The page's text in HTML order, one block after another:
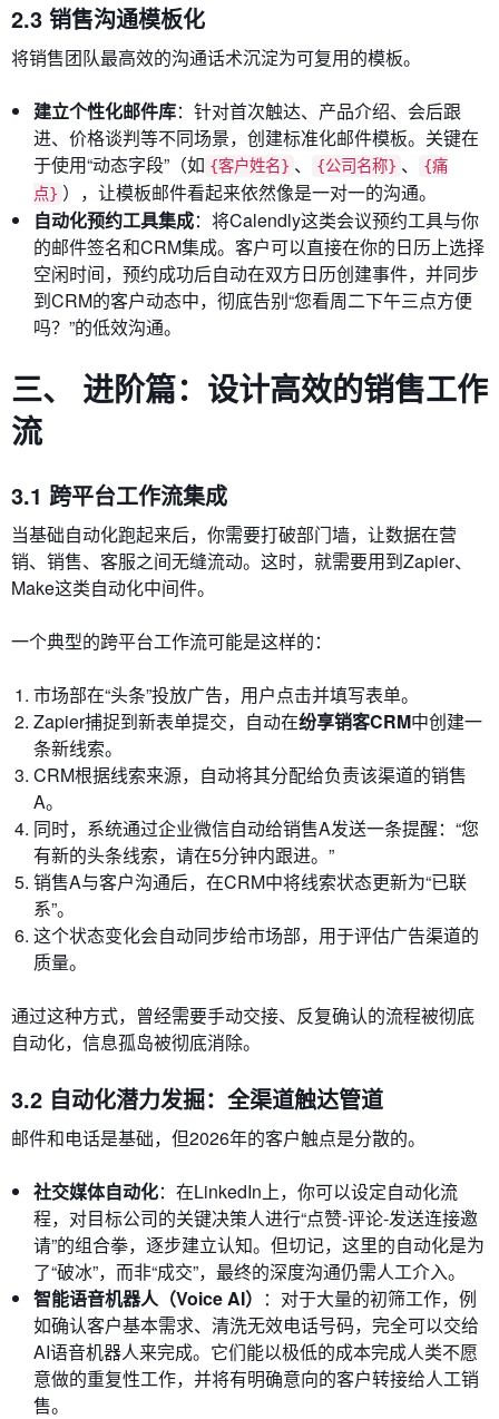
2.3 销售沟通模板化
将销售团队最高效的沟通话术沉淀为可复用的模板。
建立个性化邮件库：针对首次触达、产品介绍、会后跟
进、价格谈判等不同场景，创建标准化邮件模板。关键在
于使用“动态字段”（如 {客户姓名} 、 {公司名称} 、
{痛
点} ），让模板邮件看起来依然像是一对一的沟通。
自动化预约工具集成：将Calendly这类会议预约工具与你
的邮件签名和CRM集成。客户可以直接在你的日历上选择
空闲时间，预约成功后自动在双方日历创建事件，并同步
到CRM的客户动态中，彻底告别“您看周二下午三点方便
吗？”的低效沟通。
三、 进阶篇：设计高效的销售工作
流
3.1 跨平台工作流集成
当基础自动化跑起来后，你需要打破部门墙，让数据在营
销、销售、客服之间无缝流动。这时，就需要用到Zapier、
Make这类自动化中间件。
一个典型的跨平台工作流可能是这样的：
市场部在“头条”投放广告，用户点击并填写表单。
Zapier捕捉到新表单提交，自动在纷享销客CRM中创建一
条新线索。
CRM根据线索来源，自动将其分配给负责该渠道的销售
A。
同时，系统通过企业微信自动给销售A发送一条提醒：“您
有新的头条线索，请在5分钟内跟进。”
销售A与客户沟通后，在CRM中将线索状态更新为“已联
系”。
这个状态变化会自动同步给市场部，用于评估广告渠道的
质量。
通过这种方式，曾经需要手动交接、反复确认的流程被彻底
自动化，信息孤岛被彻底消除。
3.2 自动化潜力发掘：全渠道触达管道
邮件和电话是基础，但2026年的客户触点是分散的。
社交媒体自动化：在LinkedIn上，你可以设定自动化流
程，对目标公司的关键决策人进行“点赞-评论-发送连接邀
请”的组合拳，逐步建立认知。但切记，这里的自动化是为
了“破冰”，而非“成交”，最终的深度沟通仍需人工介入。
智能语音机器人（Voice AI） ：对于大量的初筛工作，例
如确认客户基本需求、清洗无效电话号码，完全可以交给
AI语音机器人来完成。它们能以极低的成本完成人类不愿
意做的重复性工作，并将有明确意向的客户转接给人工销
售。